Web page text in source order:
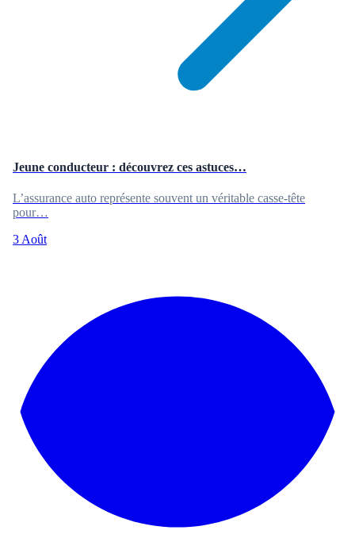
Jeune conducteur : découvrez ces astuces…
L’assurance auto représente souvent un véritable casse-tête
pour…
3 Août